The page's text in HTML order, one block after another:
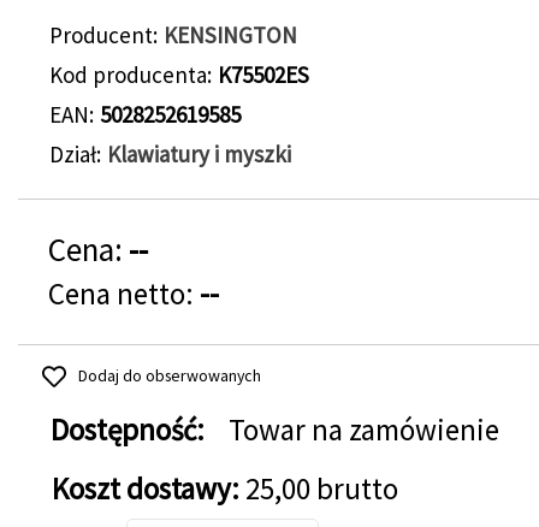
Producent KENSINGTON
Kod producenta K75502ES
EAN 5028252619585
Dział Klawiatury i myszki
Cena: --
Cena netto: --
Dodaj do obserwowanych
Dostępność:
Towar na zamówienie
Koszt dostawy: 25,00 brutto